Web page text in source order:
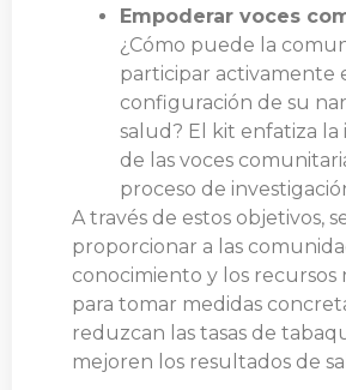
Empoderar voces
¿Cómo puede la
participar activamente
configuración de su
salud? El kit enfatiza la
de las voces
proceso de
A través de estos objetivos,
proporcionar a las
conocimiento y los recursos
para tomar medidas
reduzcan las tasas de
mejoren los resultados de